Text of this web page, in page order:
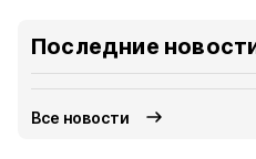
Последние
Все новости